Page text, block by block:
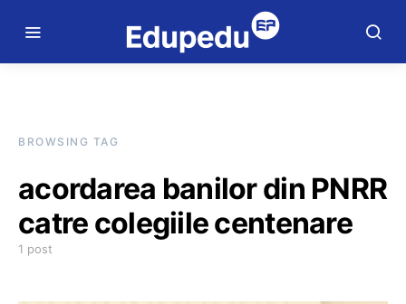
BROWSING TAG
acordarea banilor din PNRR
catre colegiile centenare
1 post